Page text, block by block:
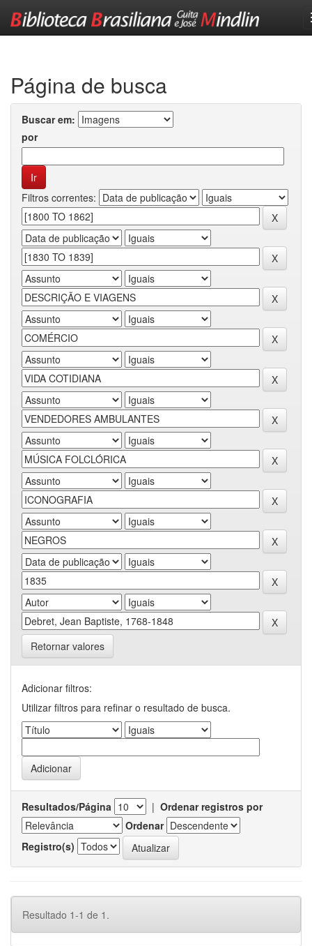
Página de busca
Buscar em:
por
Filtros correntes:
Retornar valores
Adicionar filtros:
Utilizar filtros para refinar o resultado de busca.
Resultados/Página | Ordenar registros por
Ordenar
Registro(s)
Resultado 1-1 de 1.